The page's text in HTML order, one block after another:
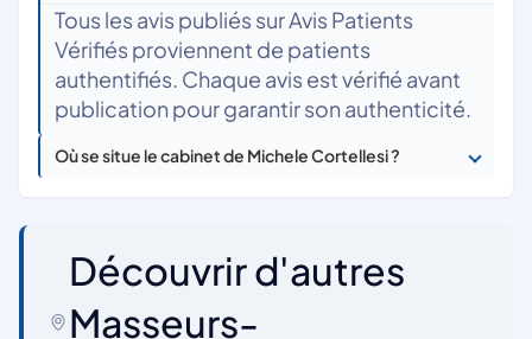
Tous les avis publiés sur Avis Patients
Vérifiés proviennent de patients
authentifiés. Chaque avis est vérifié avant
publication pour garantir son authenticité.
Où se situe le cabinet de Michele Cortellesi ?
Découvrir d'autres
Masseurs-